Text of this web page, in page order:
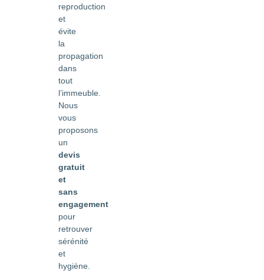
reproduction
et
évite
la
propagation
dans
tout
l’immeuble.
Nous
vous
proposons
un
devis
gratuit
et
sans
engagement
pour
retrouver
sérénité
et
hygiène.